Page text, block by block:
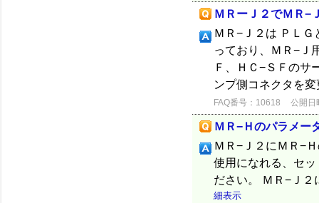
ＭＲーＪ２でＭＲ−
ＭＲ−Ｊ２は ＰＬ
っており、ＭＲ−Ｊ
Ｆ、ＨＣ−ＳＦのサ
ンプ側コネクタを
FAQ番号：10618 公開日
ＭＲ−Ｈのパラメー
ＭＲ−Ｊ２にＭＲ−
使用になれる、セ
ださい。 ＭＲ−Ｊ
細表示